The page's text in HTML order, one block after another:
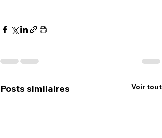
Posts similaires Voir tout